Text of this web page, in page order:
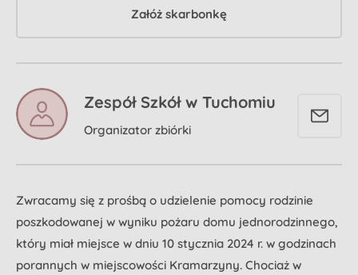
Załóż skarbonkę
Zespół Szkół w Tuchomiu
Organizator zbiórki
Zwracamy się z prośbą o udzielenie pomocy rodzinie
poszkodowanej w wyniku pożaru domu jednorodzinnego,
który miał miejsce w dniu 10 stycznia 2024 r. w godzinach
porannych w miejscowości Kramarzyny. Chociaż w